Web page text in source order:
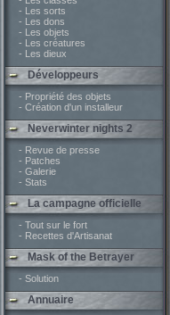
- Les sorts
- Les dons
- Les objets
- Les créatures
- Les dieux
Développeurs
- Propriété des objets
- Création d'un installeur
Neverwinter nights 2
- Revue de presse
- Patches
- Galerie
- Stats
La campagne officielle
- Tout sur le fort
- Recettes d'Artisanat
Mask of the Betrayer
- Solution
Annuaire